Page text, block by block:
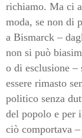
richiamo. Ma ci
moda, se non di
a Bismarck –
non si può
o di esclusione
essere rimasto
politico senza
del popolo e per
ciò comportava